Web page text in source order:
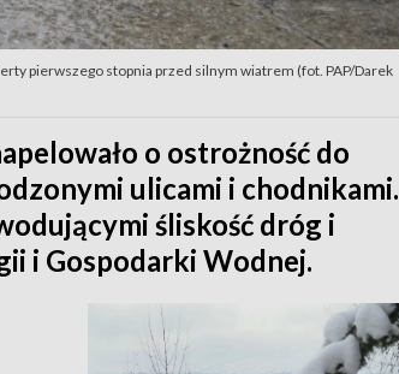
pierwszego stopnia przed silnym wiatrem (fot. PAP/Darek
o ostrożność do
ulicami i chodnikami.
śliskość dróg i
i Gospodarki Wodnej.